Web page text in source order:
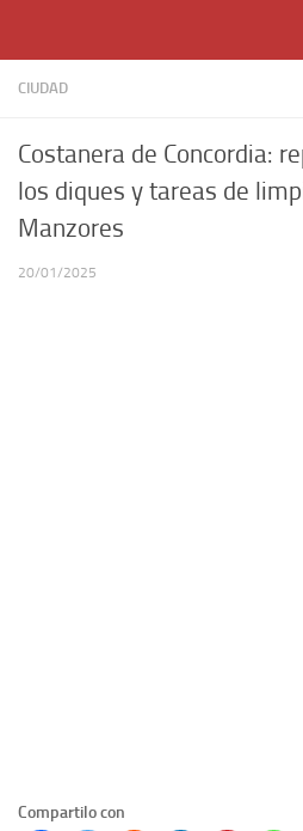
CIUDAD
Costanera de Concordia:
los diques y tareas de
Manzores
20/01/2025
Compartilo con